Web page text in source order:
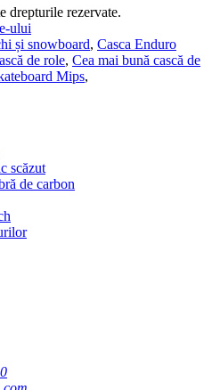
drepturile rezervate.
ului
și snowboard, Casca Enduro
de role, Cea mai bună cască de
Mips,
scăzut
de carbon